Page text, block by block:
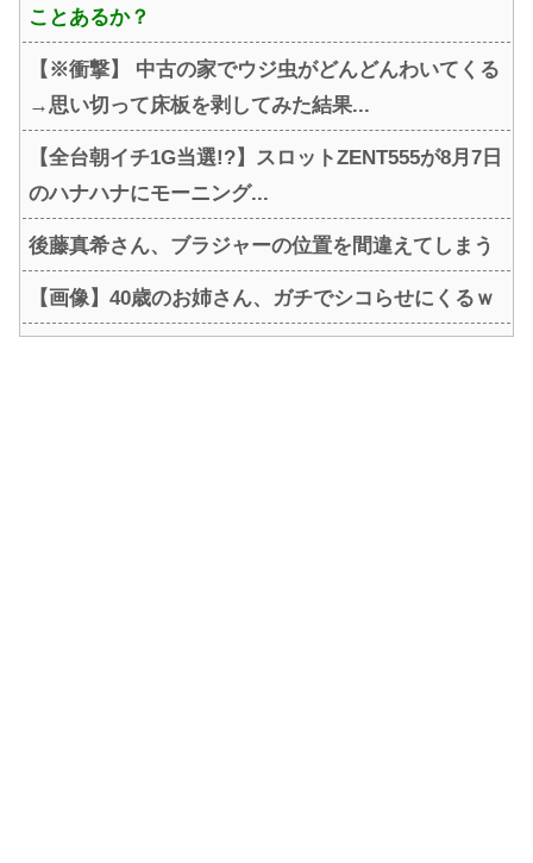
ことあるか？
【※衝撃】 中古の家でウジ虫がどんどんわいてくる
→思い切って床板を剥してみた結果...
【全台朝イチ1G当選!?】スロットZENT555が8月7日
のハナハナにモーニング...
後藤真希さん、ブラジャーの位置を間違えてしまう
【画像】40歳のお姉さん、ガチでシコらせにくるｗ